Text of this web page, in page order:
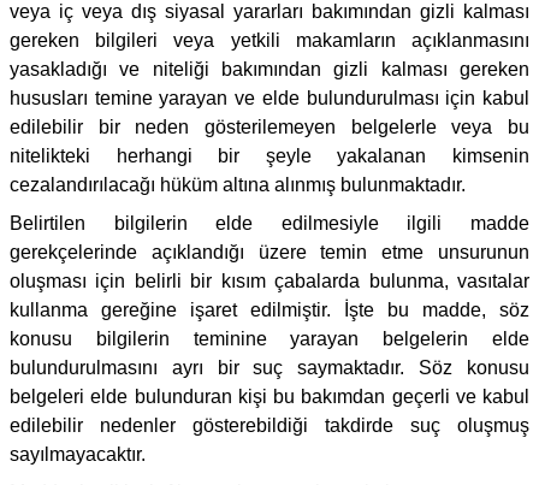
veya iç veya dış siyasal yararları bakımından gizli kalması
gereken bilgileri veya yetkili makamların açıklanmasını
yasakladığı ve niteliği bakımından gizli kalması gereken
hususları temine yarayan ve elde bulundurulması için kabul
edilebilir bir neden gösterilemeyen belgelerle veya bu
nitelikteki herhangi bir şeyle yakalanan kimsenin
cezalandırılacağı hüküm altına alınmış bulunmaktadır.
Belirtilen bilgilerin elde edilmesiyle ilgili madde
gerekçelerinde açıklandığı üzere temin etme unsurunun
oluşması için belirli bir kısım çabalarda bulunma, vasıtalar
kullanma gereğine işaret edilmiştir. İşte bu madde, söz
konusu bilgilerin teminine yarayan belgelerin elde
bulundurulmasını ayrı bir suç saymaktadır. Söz konusu
belgeleri elde bulunduran kişi bu bakımdan geçerli ve kabul
edilebilir nedenler gösterebildiği takdirde suç oluşmuş
sayılmayacaktır.